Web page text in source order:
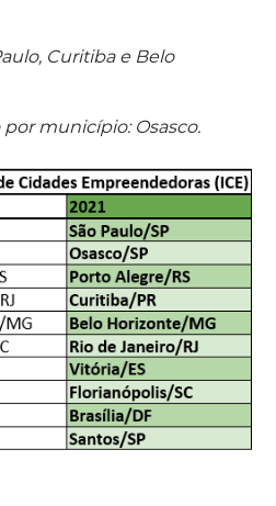
Curitiba e Belo
município: Osasco.